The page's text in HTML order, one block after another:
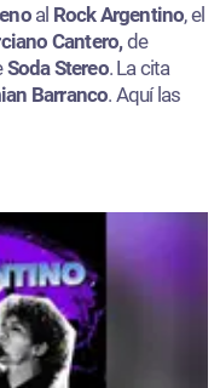
al Rock Argentino, el
Cantero,de
Soda Stereo. La cita
Barranco. Aquí las